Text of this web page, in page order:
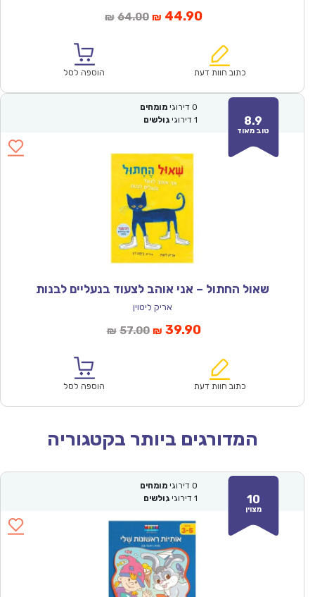
₪ 64.00המחיר
₪64.00.
₪ 44.90המחיר
הוא:
כתוב חוות דעת הוספה לסל
8.9
טוב מאוד
0 דירוגי מומחים
1 דירוגי גולשים
שאול החתול – אני אוהב לצעוד בנעליים לבנות
אריק ליטוין
₪ 57.00המחיר
₪57.00.
₪ 39.90המחיר
הוא:
כתוב חוות דעת הוספה לסל
המדורגים ביותר בקטגוריה
10
מצוין
0 דירוגי מומחים
1 דירוגי גולשים